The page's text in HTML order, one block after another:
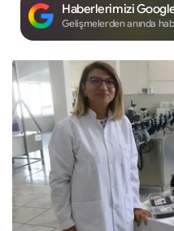
Haberlerimizi
Gelişmelerden anında